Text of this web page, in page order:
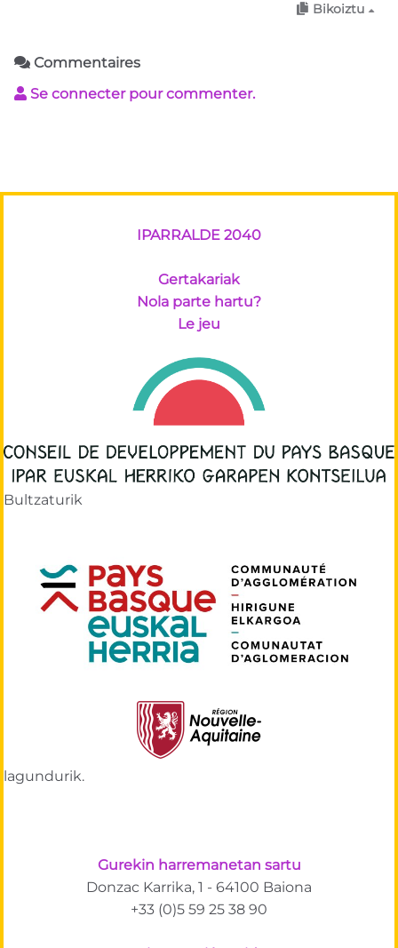
Bikoiztu
Commentaires
Se connecter pour commenter.
IPARRALDE 2040
Gertakariak
Nola parte hartu?
Le jeu
Bultzaturik
lagundurik.
Gurekin harremanetan sartu
Donzac Karrika, 1 - 64100 Baiona
+33 (0)5 59 25 38 90